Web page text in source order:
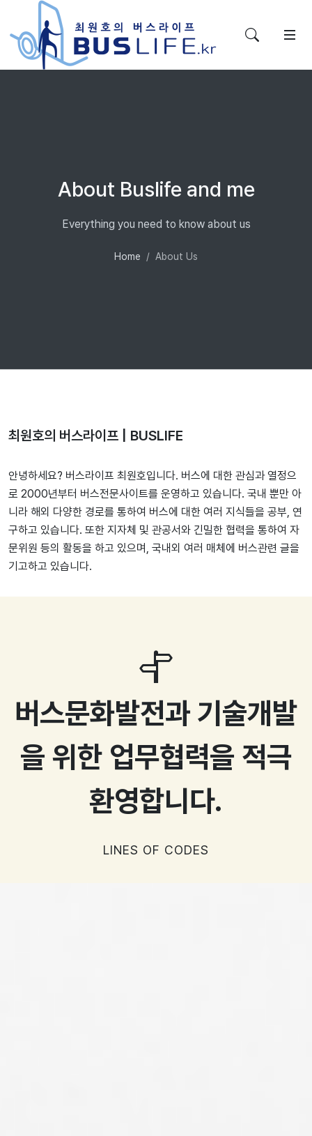
About Buslife and me
Everything you need to know about us
Home About Us
최원호의 버스라이프 | BUSLIFE
안녕하세요? 버스라이프 최원호입니다. 버스에 대한 관심과 열정으
로 2000년부터 버스전문사이트를 운영하고 있습니다. 국내 뿐만 아
니라 해외 다양한 경로를 통하여 버스에 대한 여러 지식들을 공부, 연
구하고 있습니다. 또한 지자체 및 관공서와 긴밀한 협력을 통하여 자
문위원 등의 활동을 하고 있으며, 국내외 여러 매체에 버스관련 글을
기고하고 있습니다.
버스문화발전과 기술개발
을 위한 업무협력을 적극
환영합니다.
LINES OF CODES